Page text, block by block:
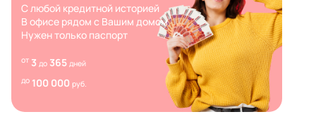
С любой кредитной историей
В офисе рядом с Вашим домом
Нужен только паспорт
от 3 до 365 дней
до 100 000 руб.